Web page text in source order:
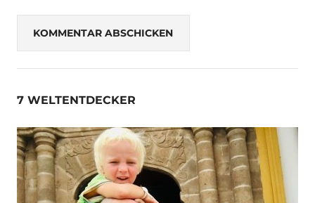
7 WELTENTDECKER